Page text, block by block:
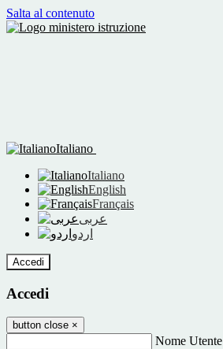
Salta al contenuto
Italiano
Italiano
English
Français
عربى
اردو
Accedi
Accedi
button close ×
Nome Utente